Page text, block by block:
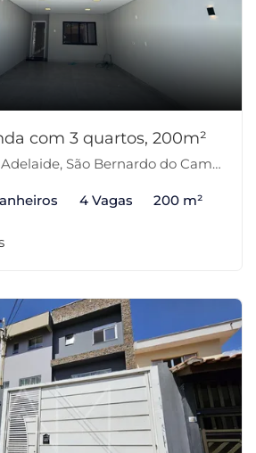
com 3 quartos, 200m²
São Bernardo do Campo-SP
4 Vagas 200 m²